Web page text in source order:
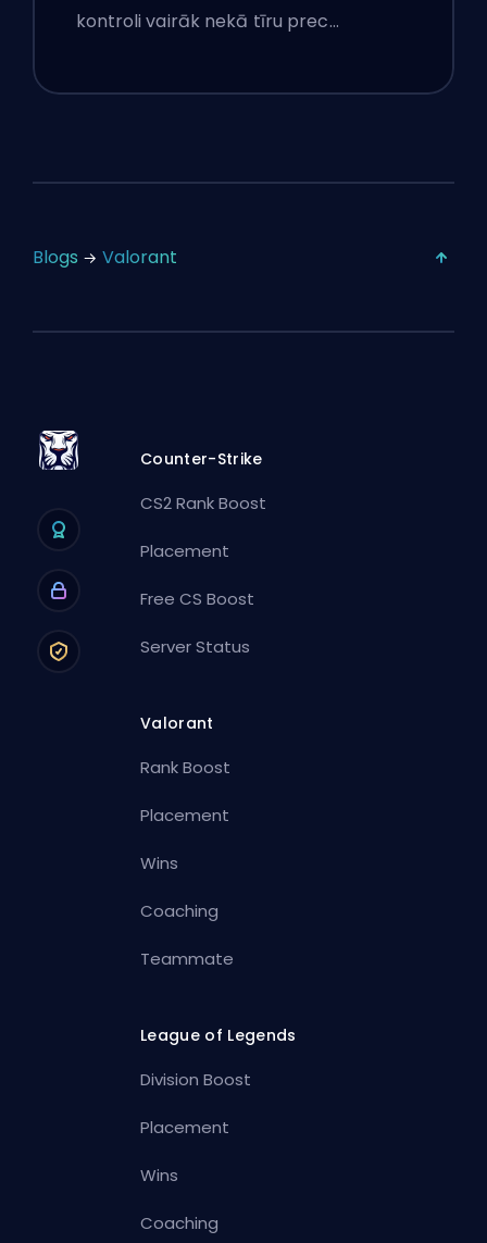
kontroli vairāk nekā tīru prec…
Blogs Valorant
Counter-Strike
CS2 Rank Boost
Placement
Free CS Boost
Server Status
Valorant
Rank Boost
Placement
Wins
Coaching
Teammate
League of Legends
Division Boost
Placement
Wins
Coaching